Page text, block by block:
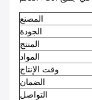
المصنع
الجودة
المنتج
المواد
وقت الإنتاج
الضمان
التواصل